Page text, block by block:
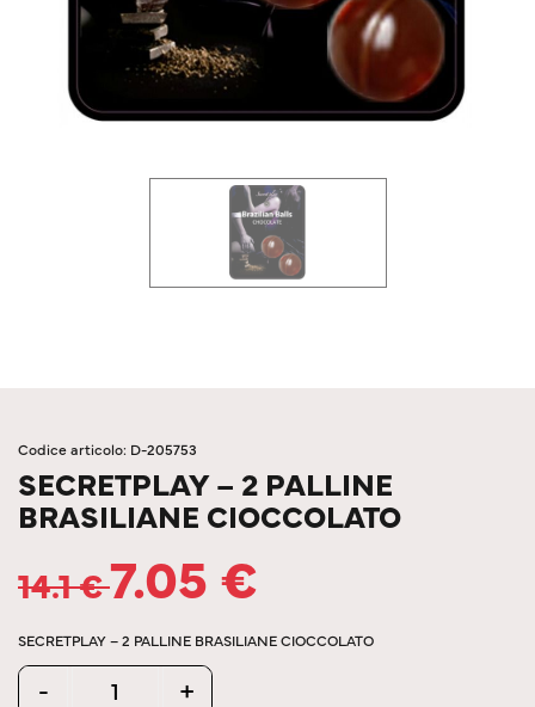
Codice articolo: D-205753
SECRETPLAY – 2 PALLINE
BRASILIANE CIOCCOLATO
14.1€7.05€
SECRETPLAY – 2 PALLINE BRASILIANE CIOCCOLATO
Quantity
- +